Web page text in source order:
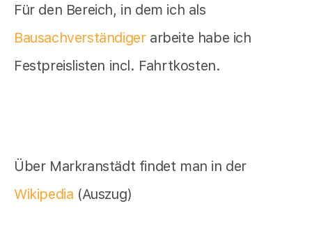
Für den Bereich, in dem ich als
Bausachverständigerarbeite habe ich
Festpreislisten incl. Fahrtkosten.
Über Markranstädt findet man in der
Wikipedia (Auszug)